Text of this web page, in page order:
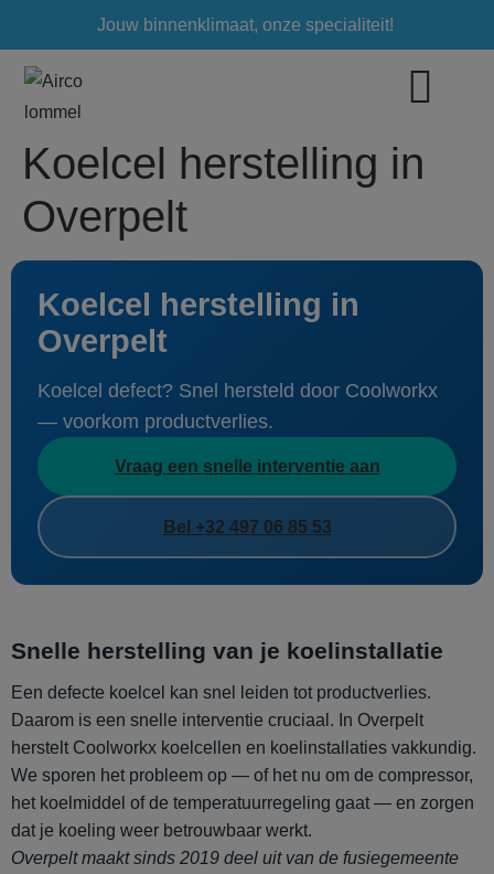
Jouw binnenklimaat, onze specialiteit!
Koelcel herstelling in
Overpelt
Koelcel herstelling in
Overpelt
Koelcel defect? Snel hersteld door Coolworkx
— voorkom productverlies.
Vraag een snelle interventie aan
Bel +32 497 06 85 53
Snelle herstelling van je koelinstallatie
Een defecte koelcel kan snel leiden tot productverlies.
Daarom is een snelle interventie cruciaal. In Overpelt
herstelt Coolworkx koelcellen en koelinstallaties vakkundig.
We sporen het probleem op — of het nu om de compressor,
het koelmiddel of de temperatuurregeling gaat — en zorgen
dat je koeling weer betrouwbaar werkt.
Overpelt maakt sinds 2019 deel uit van de fusiegemeente